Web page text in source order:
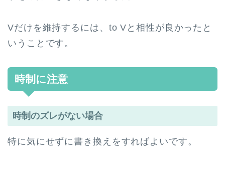
Vだけを維持するには、to Vと相性が良かったと
いうことです。
時制に注意
時制のズレがない場合
特に気にせずに書き換えをすればよいです。